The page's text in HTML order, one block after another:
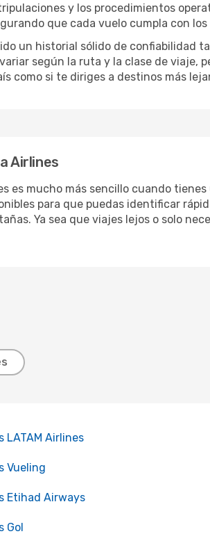
y los procedimientos
que cada vuelo cumpla con
un historial sólido de confiabilidad
según la ruta y la clase de viaje,
como si te diriges a destinos más
Airlines
es mucho más sencillo cuando
para que puedas identificar
Ya sea que viajes lejos o solo
LATAM Airlines
Vueling
Etihad Airways
Gol